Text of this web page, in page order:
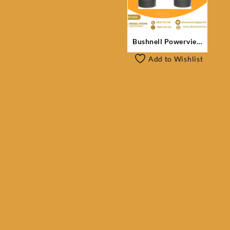
Bushnell Powerview
12×50 131250
Add to Wishlist